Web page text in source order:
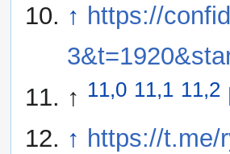
↑ https://
↑ 11,0 11,1 11,2
↑ https://t.me/